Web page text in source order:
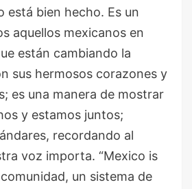
está bien hecho. Es un
aquellos mexicanos en
están cambiando la
sus hermosos corazones y
es una manera de mostrar
y estamos juntos;
recordando al
voz importa. “Mexico is
un sistema de